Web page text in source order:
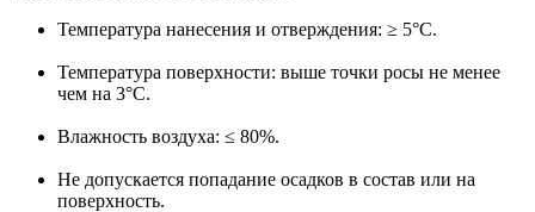
Температура нанесения и отверждения: ≥ 5°С.
Температура поверхности: выше точки росы не менее
чем на 3°С.
Влажность воздуха: ≤ 80%.
Не допускается попадание осадков в состав или на
поверхность.